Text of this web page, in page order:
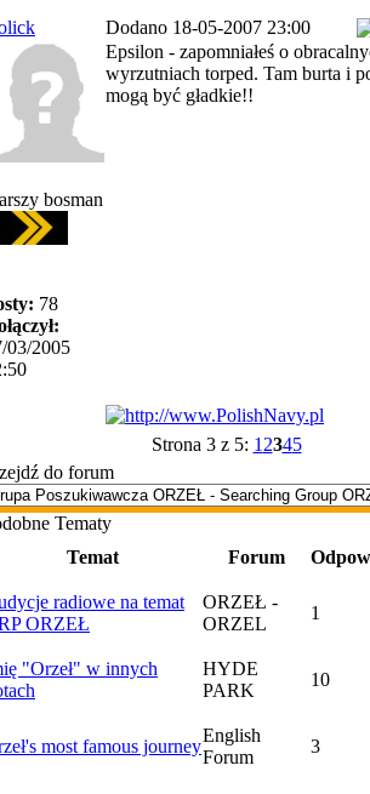
Dodano 18-05-2007 23:00
bosman
78
03/2005
Epsilon - zapomniałeś o
wyrzutniach torped. Tam burta i
mogą być gładkie!!
Strona 3 z 5: 1 2345
do forum
Tematy
Temat
Forum
radiowe na temat
ORZEŁ
ORZEŁ -
ORZEL
1
"Orzeł" w innych
HYDE
PARK
10
most famous journey
English
Forum
3